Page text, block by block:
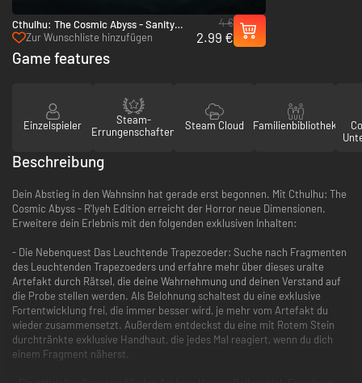
Cthulhu: The Cosmic Abyss - Sanity
Skin Pack - PC (Steam)
Zur Wunschliste hinzufügen
4 €
2.99 €
Game features
Einzelspieler
Steam-
Errungenschaften
Steam Cloud Familienbibliothek
Beschreibung
Dein Abstieg in den Wahnsinn hat gerade erst begonnen. Mit Cthulhu: The
Cosmic Abyss - R'lyeh Edition erreicht der Horror neue Dimensionen.
Erweitere dein Erlebnis mit den folgenden exklusiven Inhalten:
- Die Nebenquest Das Leuchtende Trapezoeder: Suche nach Fragmenten
des Leuchtenden Trapezoeders und erfahre mehr über dieses uralte
Artefakt durch Rätsel, die deine Wahrnehmung und deinen Verstand auf
die Probe stellen werden. Als Belohnung schaltest du eine exklusive
Fortentwicklung frei, die immer besser wird, je mehr vom Artefakt du
wieder zusammensetzt. Außerdem entdeckst du eine mit Rotem Stein
durchtränkte exklusive Handhaut, die jedes Mal reagiert, wenn du dich
einem Fragment näherst.